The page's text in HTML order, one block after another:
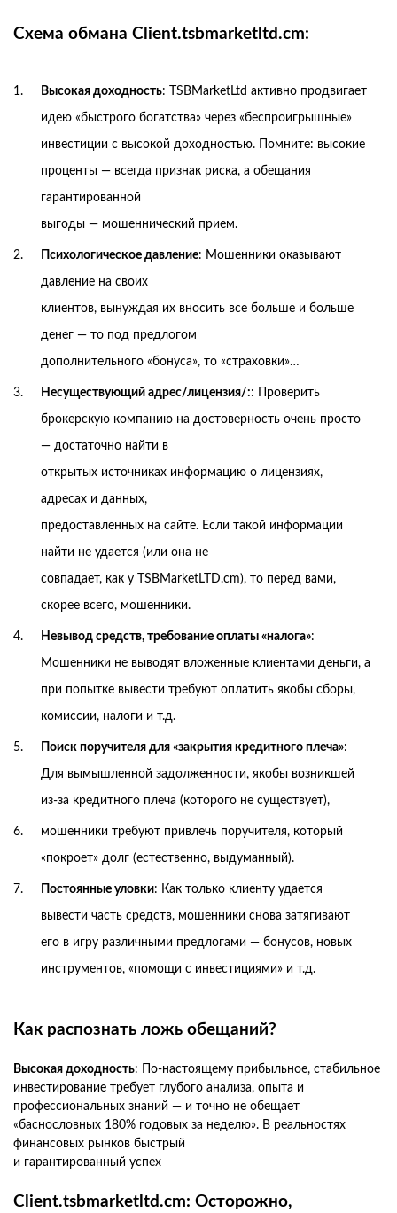
Схема обмана Client.tsbmarketltd.cm:
Высокая доходность: TSBMarketLtd активно продвигает
идею «быстрого богатства» через «беспроигрышные»
инвестиции с высокой доходностью. Помните: высокие
проценты — всегда признак риска, а обещания
гарантированной
выгоды — мошеннический прием.
Психологическое давление: Мошенники оказывают
давление на своих
клиентов, вынуждая их вносить все больше и больше
денег — то под предлогом
дополнительного «бонуса», то «страховки»…
Несуществующий адрес/лицензия/:: Проверить
брокерскую компанию на достоверность очень просто
— достаточно найти в
открытых источниках информацию о лицензиях,
адресах и данных,
предоставленных на сайте. Если такой информации
найти не удается (или она не
совпадает, как у TSBMarketLTD.cm), то перед вами,
скорее всего, мошенники.
Невывод средств, требование оплаты «налога»:
Мошенники не выводят вложенные клиентами деньги, а
при попытке вывести требуют оплатить якобы сборы,
комиссии, налоги и т.д.
Поиск поручителя для «закрытия кредитного плеча»:
Для вымышленной задолженности, якобы возникшей
из-за кредитного плеча (которого не существует),
мошенники требуют привлечь поручителя, который
«покроет» долг (естественно, выдуманный).
Постоянные уловки: Как только клиенту удается
вывести часть средств, мошенники снова затягивают
его в игру различными предлогами — бонусов, новых
инструментов, «помощи с инвестициями» и т.д.
Как распознать ложь обещаний?
Высокая доходность: По-настоящему прибыльное, стабильное
инвестирование требует глубого анализа, опыта и
профессиональных знаний — и точно не обещает
«баснословных 180% годовых за неделю». В реальностях
финансовых рынков быстрый
и гарантированный успех
Client.tsbmarketltd.cm: Осторожно,